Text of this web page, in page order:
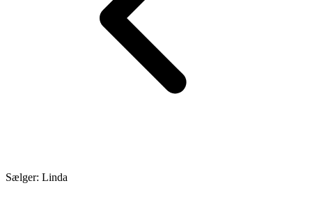
Sælger: Linda